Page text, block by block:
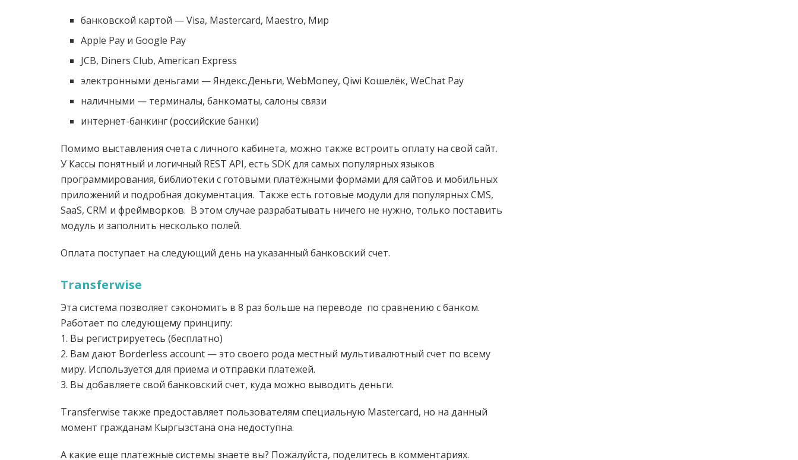
банковской картой — Visa, Mastercard, Maestro, Мир
Apple Pay и Google Pay
JCB, Diners Club, American Express
электронными деньгами — Яндекс.Деньги, WebMoney, Qiwi Кошелёк, WeChat Pay
наличными — терминалы, банкоматы, салоны связи
интернет-банкинг (российские банки)
Помимо выставления счета с личного кабинета, можно также встроить оплату на свой сайт.
У Кассы понятный и логичный REST API, есть SDK для самых популярных языков
программирования, библиотеки с готовыми платёжными формами для сайтов и мобильных
приложений и подробная документация. Также есть готовые модули для популярных CMS,
SaaS, CRM и фреймворков. В этом случае разрабатывать ничего не нужно, только поставить
модуль и заполнить несколько полей.
Оплата поступает на следующий день на указанный банковский счет.
Transferwise
Эта система позволяет сэкономить в 8 раз больше на переводе по сравнению с банком.
Работает по следующему принципу:
1. Вы регистрируетесь (бесплатно)
2. Вам дают Borderless account — это своего рода местный мультивалютный счет по всему
миру. Используется для приема и отправки платежей.
3. Вы добавляете свой банковский счет, куда можно выводить деньги.
Transferwise также предоставляет пользователям специальную Mastercard, но на данный
момент гражданам Кыргызстана она недоступна.
А какие еще платежные системы знаете вы? Пожалуйста, поделитесь в комментариях.